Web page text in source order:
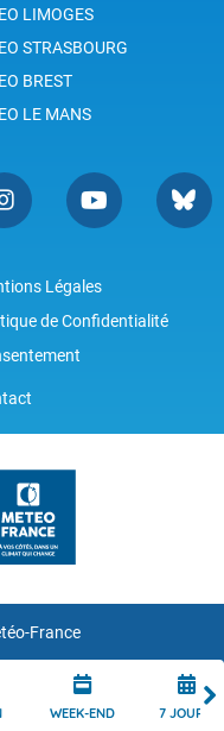
WEEK-END 7 JOURS
LIMOGES
STRASBOURG
BREST
LE MANS
Légales
de Confidentialité
France